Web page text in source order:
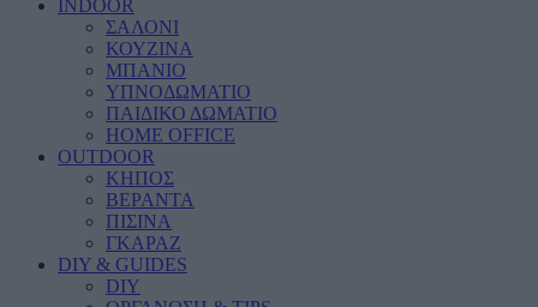
INDOOR
ΣΑΛΟΝΙ
ΚΟΥΖΙΝΑ
ΜΠΑΝΙΟ
ΥΠΝΟΔΩΜΑΤΙΟ
ΠΑΙΔΙΚΟ ΔΩΜΑΤΙΟ
HOME OFFICE
OUTDOOR
ΚΗΠΟΣ
ΒΕΡΑΝΤΑ
ΠΙΣΙΝΑ
ΓΚΑΡΑΖ
DIY & GUIDES
DIY